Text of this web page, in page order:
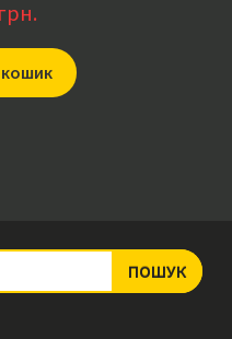
грн.
ПОШУК